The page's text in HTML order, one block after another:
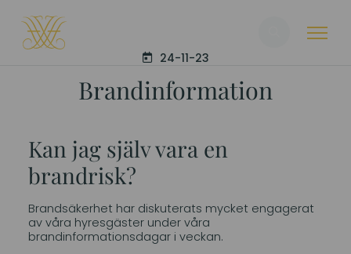
24-11-23
Brandinformation
Kan jag själv vara en
brandrisk?
Brandsäkerhet har diskuterats mycket engagerat
av våra hyresgäster under våra
brandinformationsdagar i veckan.